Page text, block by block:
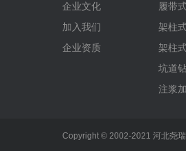
企业文化
加入我们
企业资质
履带
架柱
架柱
坑道
注浆
Copyright © 2002-2021 河北尧